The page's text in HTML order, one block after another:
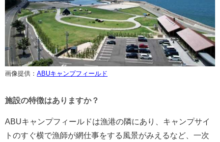
画像提供： ABUキャンプフィールド
施設の特徴はありますか？
ABUキャンプフィールドは漁港の隣にあり、キャンプサイ
トのすぐ横で漁師が網仕事をする風景がみえるなど、一次